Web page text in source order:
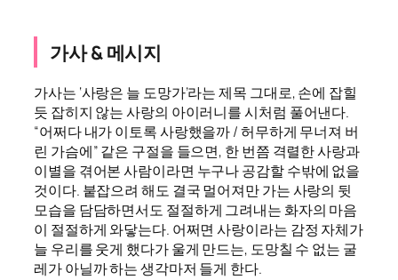
가사 & 메시지
가사는 ‘사랑은 늘 도망가’라는 제목 그대로, 손에 잡힐
듯 잡히지 않는 사랑의 아이러니를 시처럼 풀어낸다.
“어쩌다 내가 이토록 사랑했을까 / 허무하게 무너져 버
린 가슴에” 같은 구절을 들으면, 한 번쯤 격렬한 사랑과
이별을 겪어본 사람이라면 누구나 공감할 수밖에 없을
것이다. 붙잡으려 해도 결국 멀어져만 가는 사랑의 뒷
모습을 담담하면서도 절절하게 그려내는 화자의 마음
이 절절하게 와닿는다. 어쩌면 사랑이라는 감정 자체가
늘 우리를 웃게 했다가 울게 만드는, 도망칠 수 없는 굴
레가 아닐까 하는 생각마저 들게 한다.